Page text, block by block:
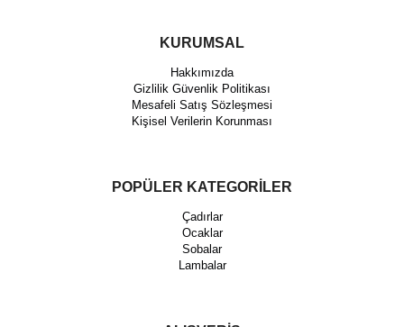
KURUMSAL
Hakkımızda
Gizlilik Güvenlik Politikası
Mesafeli Satış Sözleşmesi
Kişisel Verilerin Korunması
POPÜLER KATEGORİLER
Çadırlar
Ocaklar
Sobalar
Lambalar